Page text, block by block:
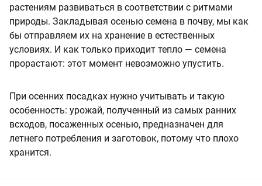
растениям развиваться в соответствии с ритмами
природы. Закладывая осенью семена в почву, мы как
бы отправляем их на хранение в естественных
условиях. И как только приходит тепло — семена
прорастают: этот момент невозможно упустить.
При осенних посадках нужно учитывать и такую
особенность: урожай, полученный из самых ранних
всходов, посаженных осенью, предназначен для
летнего потребления и заготовок, потому что плохо
хранится.